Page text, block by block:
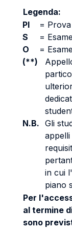
Legenda:
PI
=
S
=
O
=
(**)
N.B. Gli
in cui
piano
Per
al termine
sono